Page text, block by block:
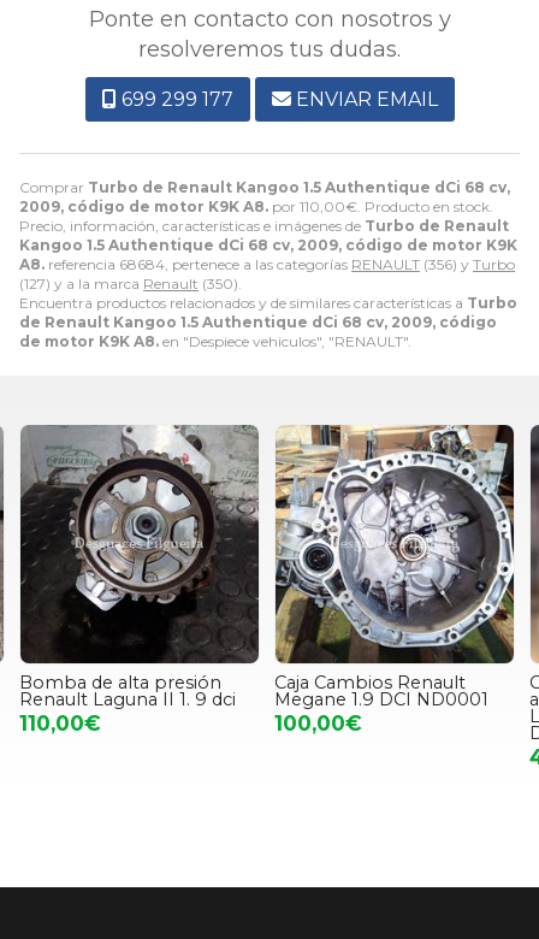
Comprar Turbo de Renault Kangoo 1.5 Authentique dCi 68 cv,
2009, código de motor K9K A8. por 110,00€ . Producto en stock.
Precio, información, características e imágenes de Turbo de Renault
Kangoo 1.5 Authentique dCi 68 cv, 2009, código de motor K9K
A8. referencia 68684, pertenece a las categorías RENAULT (356) y Turbo
(127) y a la marca Renault (350).
Encuentra productos relacionados y de similares características a Turbo
de Renault Kangoo 1.5 Authentique dCi 68 cv, 2009, código
de motor K9K A8. en "Despiece vehiculos", "RENAULT".
Ponte en contacto con nosotros y
resolveremos tus dudas.
699 299 177 ENVIAR EMAIL
Bomba de alta presión
Renault Laguna II 1. 9 dci
110,00€
Caja Cambios Renault
Megane 1.9 DCI ND0001
100,00€